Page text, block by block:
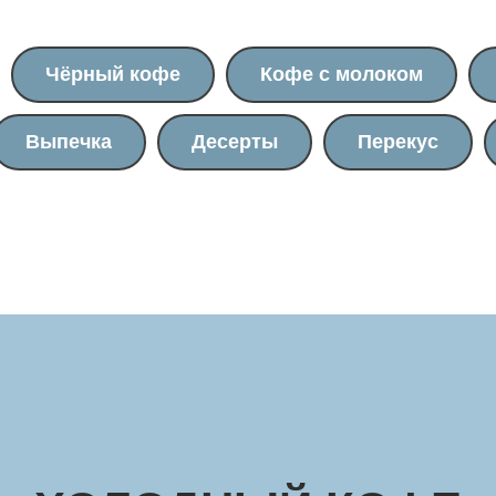
Чёрный кофе Кофе с молоком
Выпечка Десерты Перекус